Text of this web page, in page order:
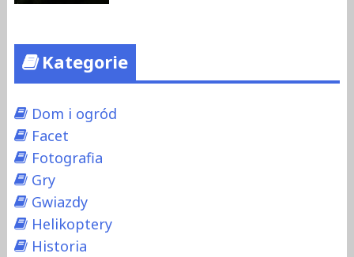
Kategorie
Dom i ogród
Facet
Fotografia
Gry
Gwiazdy
Helikoptery
Historia